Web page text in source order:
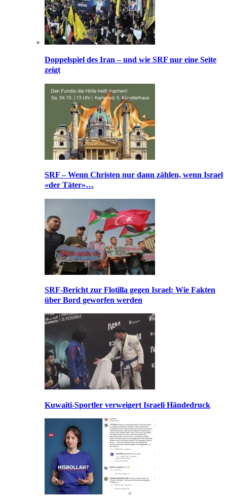
Doppelspiel des Iran – und wie SRF nur eine Seite
zeigt
SRF – Wenn Christen nur dann zählen, wenn Israel
«der Täter»…
SRF-Bericht zur Flotilla gegen Israel: Wie Fakten
über Bord geworfen werden
Kuwaiti-Sportler verweigert Israeli Händedruck